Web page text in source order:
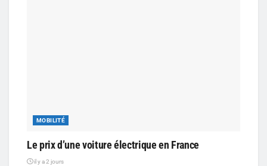
MOBILITÉ
Le prix d’une voiture électrique en France
il y a 2 jours